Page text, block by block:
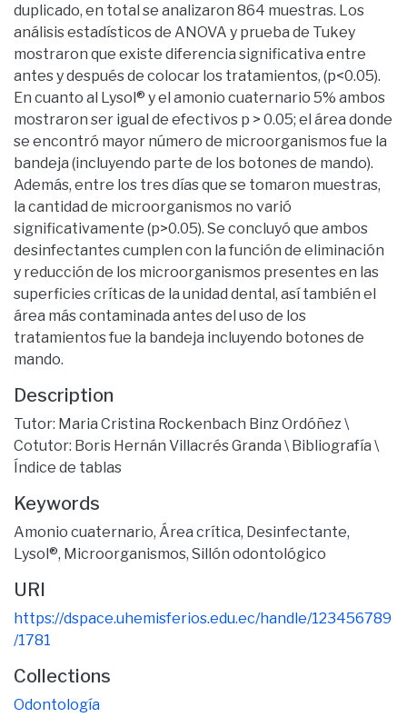
duplicado, en total se analizaron 864 muestras. Los
análisis estadísticos de ANOVA y prueba de Tukey
mostraron que existe diferencia significativa entre
antes y después de colocar los tratamientos, (p<0.05).
En cuanto al Lysol® y el amonio cuaternario 5% ambos
mostraron ser igual de efectivos p > 0.05; el área donde
se encontró mayor número de microorganismos fue la
bandeja (incluyendo parte de los botones de mando).
Además, entre los tres días que se tomaron muestras,
la cantidad de microorganismos no varió
significativamente (p>0.05). Se concluyó que ambos
desinfectantes cumplen con la función de eliminación
y reducción de los microorganismos presentes en las
superficies críticas de la unidad dental, así también el
área más contaminada antes del uso de los
tratamientos fue la bandeja incluyendo botones de
mando.
Description
Tutor: Maria Cristina Rockenbach Binz Ordóñez \
Cotutor: Boris Hernán Villacrés Granda \ Bibliografía \
Índice de tablas
Keywords
Amonio cuaternario, Área crítica, Desinfectante,
Lysol®, Microorganismos, Sillón odontológico
URI
https://dspace.uhemisferios.edu.ec/handle/123456789
/1781
Collections
Odontología